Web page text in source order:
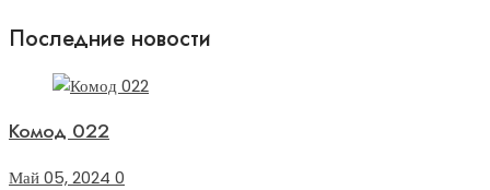
Последние новости
Комод 022
Май 05, 2024 0